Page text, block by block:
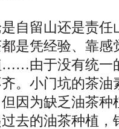
留山还是责任
是凭经验、靠
……由于没有统一
。小门坑的茶油
因为缺乏油茶种
去的油茶种植，